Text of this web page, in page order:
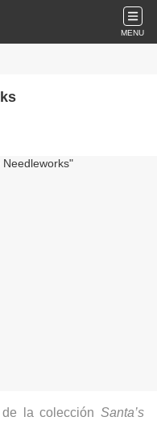
MENU
la colección Santa’s